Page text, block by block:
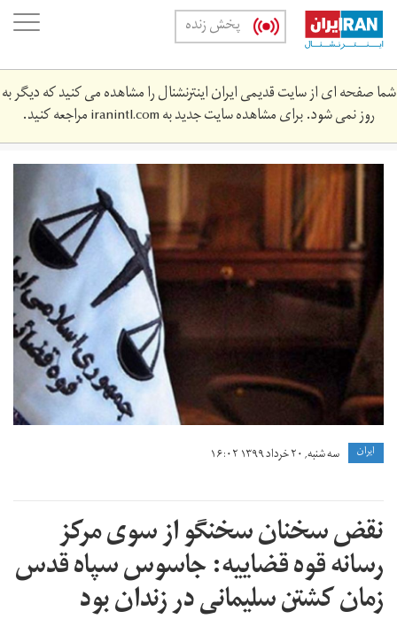
Skip
main
content
پخش زنده
شما صفحه ای از سایت قدیمی ایران اینترنشنال را مشاهده می کنید که دیگر به
روز نمی شود. برای مشاهده سایت جدید بهiranintl.comمراجعه کنید.
19463942_303.jpg
ايران سه شنبه, ۲۰ خرداد ۱۳۹۹ ۱۶:۰۲
نقض سخنان سخنگو از سوی مرکز
رسانه قوه قضاییه: جاسوس سپاه قدس
زمان کشتن سلیمانی در زندان بود